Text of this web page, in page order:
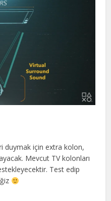
duymak için extra kolon,
Mevcut TV kolonları
Test edip